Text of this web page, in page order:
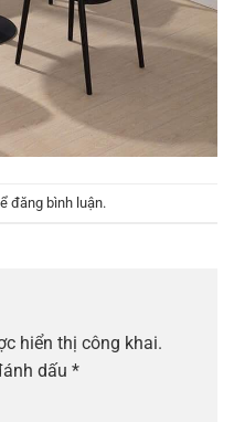
đăng bình luận.
hiển thị công khai.
dấu *